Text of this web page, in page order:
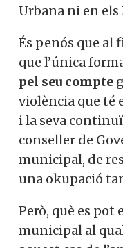
Urbana ni en els
És penós que al
que l’única
pel seu compte
violència que té
i la seva
conseller de
municipal, de
una okupació
Però, què es pot
municipal al